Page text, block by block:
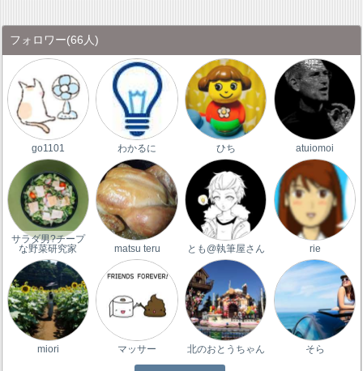
フォロワー(66人)
go1101 わかるに ひち atuiomoi
サラダ男?チープ
な野菜研究家
matsu teru とも@執筆屋さん rie
miori マッサー 北のおとうちゃん そら